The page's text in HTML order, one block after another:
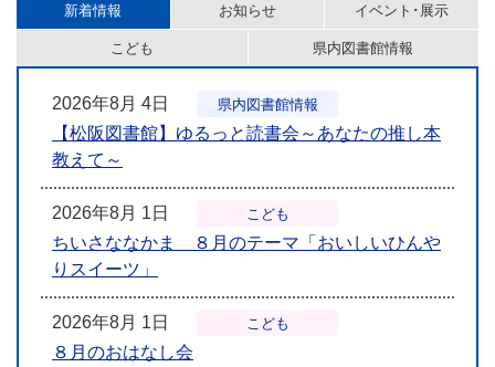
新着情報 お知らせ イベント･展示
こども 県内図書館情報
2026年8月 4日 県内図書館情報
【松阪図書館】ゆるっと読書会～あなたの推し本
教えて～
2026年8月 1日 こども
ちいさななかま ８月のテーマ「おいしいひんや
りスイーツ」
2026年8月 1日 こども
８月のおはなし会